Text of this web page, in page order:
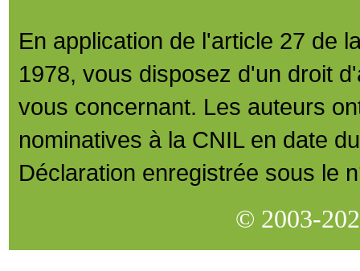
En application de l'article 27 de
1978, vous disposez d'un droit
vous concernant. Les auteurs
nominatives à la CNIL en date
Déclaration enregistrée sous le
© 2003-